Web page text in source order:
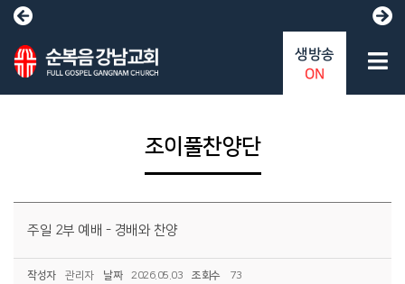
조이풀찬양단
주일 2부 예배 - 경배와 찬양
작성자 관리자 날짜 2026.05.03 조회수 73
생방송
ON